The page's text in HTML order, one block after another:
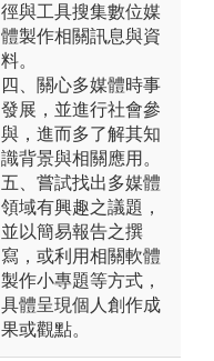
徑與工具搜集數位媒
體製作相關訊息與資
料。
四、關心多媒體時事
發展，並進行社會參
與，進而多了解其知
識背景與相關應用。
五、嘗試找出多媒體
領域有興趣之議題，
並以簡易報告之撰
寫，或利用相關軟體
製作小專題等方式，
具體呈現個人創作成
果或觀點。